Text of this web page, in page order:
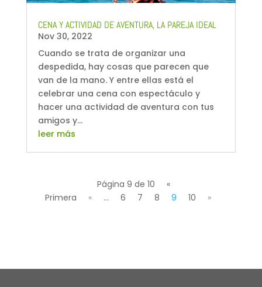
CENA Y ACTIVIDAD DE AVENTURA, LA PAREJA IDEAL
Nov 30, 2022
Cuando se trata de organizar una
despedida, hay cosas que parecen que
van de la mano. Y entre ellas está el
celebrar una cena con espectáculo y
hacer una actividad de aventura con tus
amigos y...
leer más
Página 9 de 10
«
Primera
« ... 6 7 8 9 10 »